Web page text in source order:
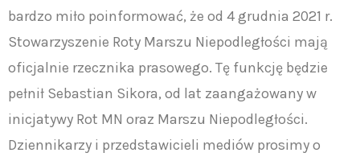
bardzo miło poinformować, że od 4 grudnia 2021 r.
Stowarzyszenie Roty Marszu Niepodległości mają
oficjalnie rzecznika prasowego. Tę funkcję będzie
pełnił Sebastian Sikora, od lat zaangażowany w
inicjatywy Rot MN oraz Marszu Niepodległości.
Dziennikarzy i przedstawicieli mediów prosimy o